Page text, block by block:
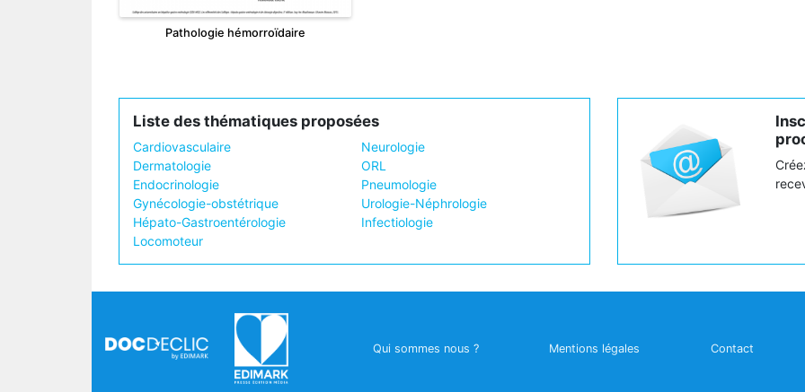
Pathologie hémorroïdaire
Liste des thématiques proposées
Cardiovasculaire
Dermatologie
Endocrinologie
Gynécologie-obstétrique
Hépato-Gastroentérologie
Locomoteur
Neurologie
ORL
Pneumologie
Urologie-Néphrologie
Infectiologie
Qui sommes nous ? Mentions légales Contact